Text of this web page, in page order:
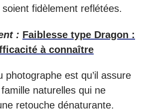
soient fidèlement reflétées.
: Faiblesse type Dragon :
à connaître
photographe est qu’il assure
naturelles qui ne
retouche dénaturante.